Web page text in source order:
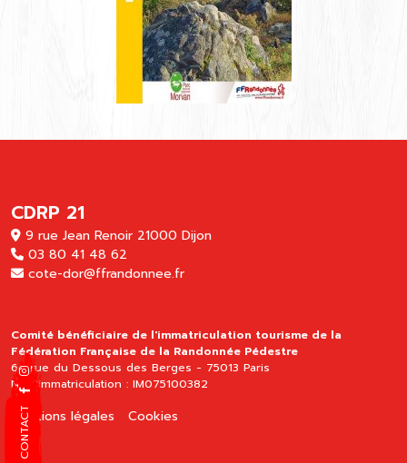
CONTACT
CDRP 21
9 rue Jean Renoir 21000 Dijon
03 80 41 48 62
cote-dor@ffrandonnee.fr
Comité bénéficiaire de l'immatriculation tourisme de la
Fédération Française de la Randonnée Pédestre
64 rue du Dessous des Berges - 75013 Paris
N° d'immatriculation : IM075100382
Mentions légales Cookies